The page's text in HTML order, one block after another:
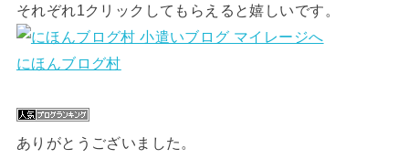
それぞれ1クリックしてもらえると嬉しいです。
にほんブログ村
ありがとうございました。